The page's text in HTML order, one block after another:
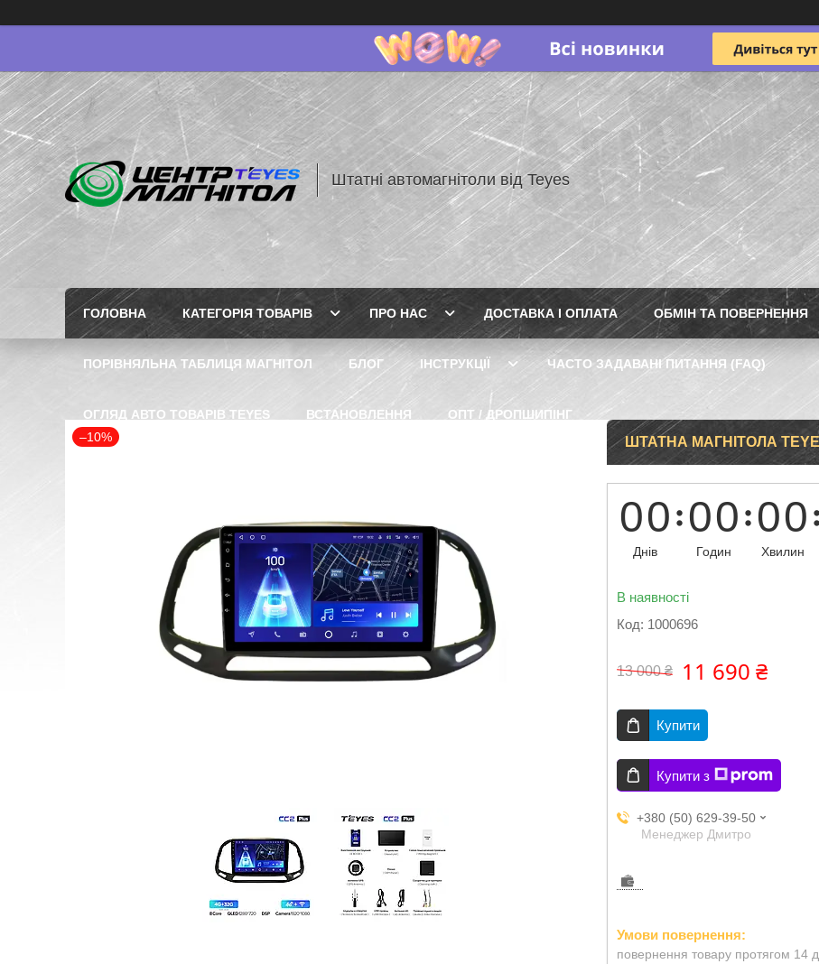
Штатні автомагнітоли від Teyes
ГОЛОВНА КАТЕГОРІЯ ТОВАРІВ ПРО НАС ДОСТАВКА І ОПЛАТА ОБМІН ТА ПОВЕРНЕННЯ
ПОРІВНЯЛЬНА ТАБЛИЦЯ МАГНІТОЛ БЛОГ ІНСТРУКЦІЇ ЧАСТО ЗАДАВАНІ ПИТАННЯ (FAQ)
ОГЛЯД АВТО ТОВАРІВ TEYES ВСТАНОВЛЕННЯ
ОПТ / ДРОПШИПІНГ
–10%
ШТАТНА МАГНІТОЛА
00
Днів
00
Годин
00
Хвилин
В наявності
Код: 1000696
13 000 ₴ 11 690 ₴
Купити
Купити з
+380 (50) 629-39-50
Менеджер Дмитро
повернення товару протягом 14